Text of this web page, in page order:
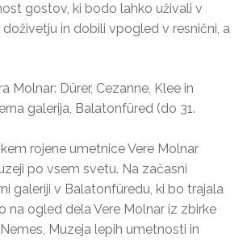
gostov, ki bodo lahko uživali v
in dobili vpogled v resnični, a
Molnar: Dürer, Cezanne, Klee in
galerija, Balatonfüred (do 31.
rojene umetnice Vere Molnar
po vsem svetu. Na začasni
galeriji v Balatonfüredu, ki bo trajala
na ogled dela Vere Molnar iz zbirke
Muzeja lepih umetnosti in